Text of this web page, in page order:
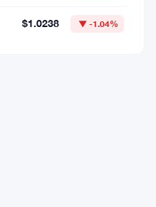
$1.0238 ▼ -1.04%